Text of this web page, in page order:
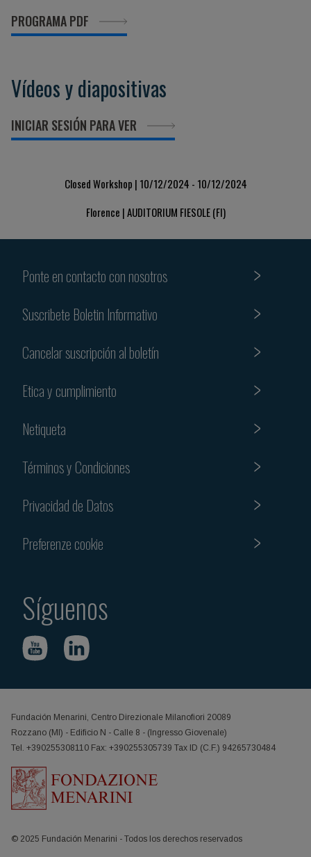
PROGRAMA PDF
Vídeos y diapositivas
INICIAR SESIÓN PARA VER
Closed Workshop | 10/12/2024 - 10/12/2024
Florence | AUDITORIUM FIESOLE (FI)
Ponte en contacto con nosotros
Suscribete Boletin Informativo
Cancelar suscripción al boletín
Etica y cumplimiento
Netiqueta
Términos y Condiciones
Privacidad de Datos
Preferenze cookie
Síguenos
Fundación Menarini, Centro Direzionale Milanofiori 20089
Rozzano (MI) - Edificio N - Calle 8 - (Ingresso Giovenale)
Tel. +390255308110 Fax: +390255305739 Tax ID (C.F.) 94265730484
© 2025 Fundación Menarini - Todos los derechos reservados